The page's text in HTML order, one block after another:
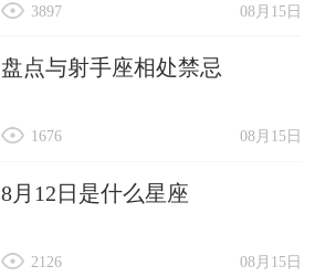
08月15日
3897
盘点与射手座相处禁忌
08月15日
1676
8月12日是什么星座
08月15日
2126